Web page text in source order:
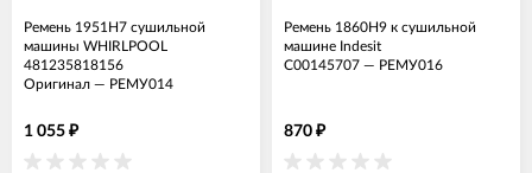
Ремень 1951H7 сушильной
машины WHIRLPOOL
481235818156
Оригинал — РЕМУ014
1 055 ₽
Ремень 1860H9 к сушильной
машине Indesit
C00145707 — РЕМУ016
870 ₽